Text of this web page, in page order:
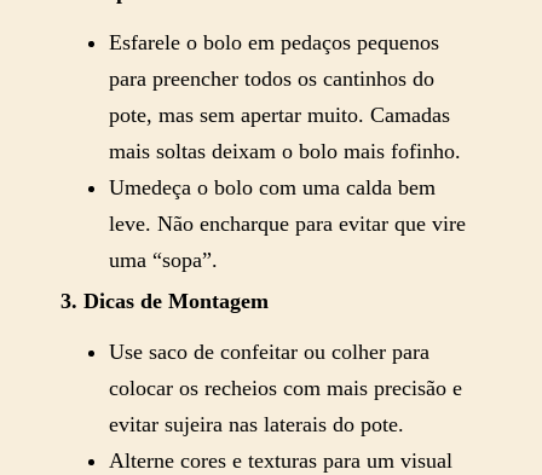
Esfarele o bolo em pedaços pequenos
para preencher todos os cantinhos do
pote, mas sem apertar muito. Camadas
mais soltas deixam o bolo mais fofinho.
Umedeça o bolo com uma calda bem
leve. Não encharque para evitar que vire
uma “sopa”.
3. Dicas de Montagem
Use saco de confeitar ou colher para
colocar os recheios com mais precisão e
evitar sujeira nas laterais do pote.
Alterne cores e texturas para um visual